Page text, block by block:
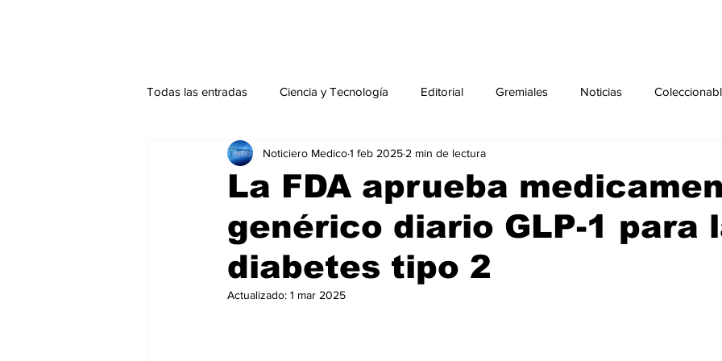
Todas las entradas Ciencia y Tecnología Editorial Gremiales Noticias
Actualidad Salud Mental Agenda Sección especial
Endocrinología Actualidad especial Ciencia y Tecnología especial Coleccionable
Editorial especial
La FDA aprueba
genérico diario GLP-1 para
diabetes tipo 2
Noticiero Medico1 feb 2025 2 min de lectura
Actualizado: 1 mar 2025